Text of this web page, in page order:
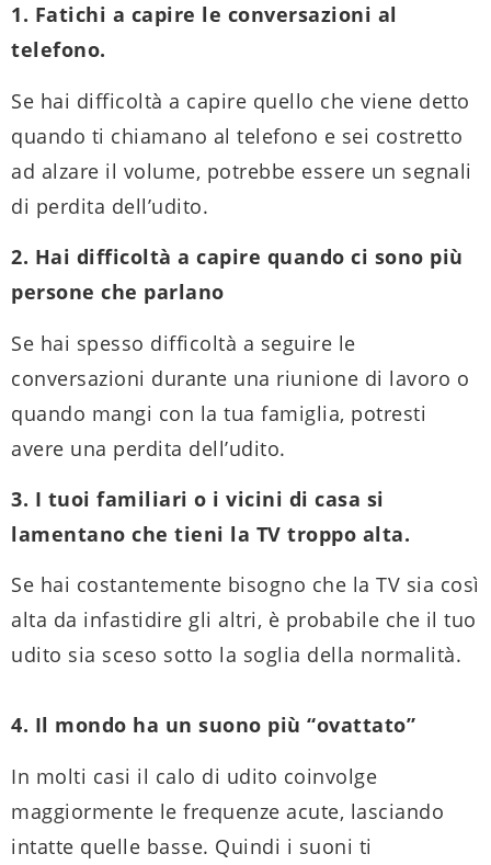
1. Fatichi a capire le conversazioni al
telefono.
Se hai difficoltà a capire quello che viene detto
quando ti chiamano al telefono e sei costretto
ad alzare il volume, potrebbe essere un segnali
di perdita dell’udito.
2. Hai difficoltà a capire quando ci sono più
persone che parlano
Se hai spesso difficoltà a seguire le
conversazioni durante una riunione di lavoro o
quando mangi con la tua famiglia, potresti
avere una perdita dell’udito.
3. I tuoi familiari o i vicini di casa si
lamentano che tieni la TV troppo alta.
Se hai costantemente bisogno che la TV sia così
alta da infastidire gli altri, è probabile che il tuo
udito sia sceso sotto la soglia della normalità.
4. Il mondo ha un suono più “ovattato”
In molti casi il calo di udito coinvolge
maggiormente le frequenze acute, lasciando
intatte quelle basse. Quindi i suoni ti